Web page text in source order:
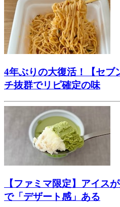
4年ぶりの大復活！【セブ
チ抜群でリピ確定の味
【ファミマ限定】アイス
で「デザート感」ある